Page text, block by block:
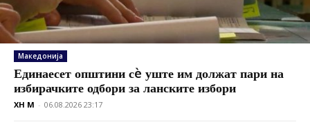
Македонија
Единаесет општини сè уште им должат пари на
избирачките одбори за ланските избори
XH M - 06.08.2026 23:17